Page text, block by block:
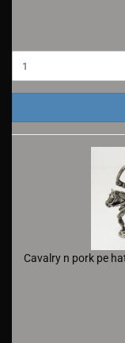
Cavalry n pork pe